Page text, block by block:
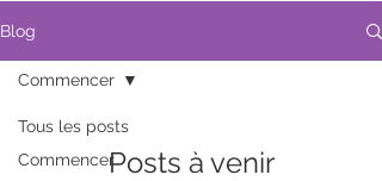
Blog
Tous les posts
Commencer
Commencer
Posts à venir